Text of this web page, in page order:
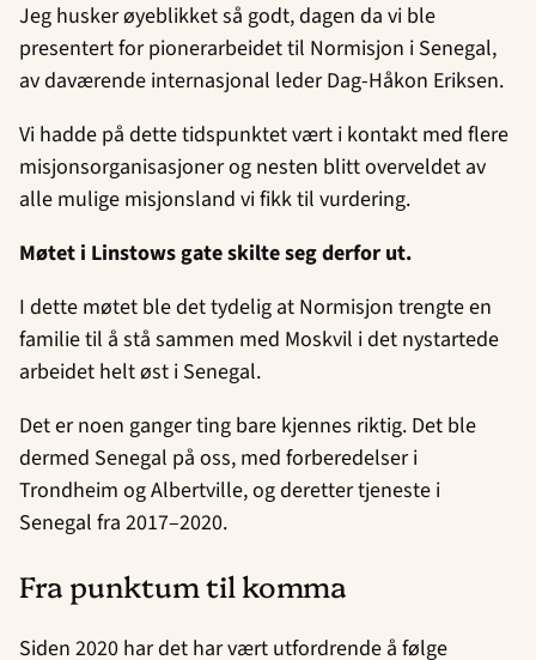
Jeg husker øyeblikket så godt, dagen da vi ble
presentert for pionerarbeidet til Normisjon i Senegal,
av daværende internasjonal leder Dag-Håkon Eriksen.
Vi hadde på dette tidspunktet vært i kontakt med flere
misjonsorganisasjoner og nesten blitt overveldet av
alle mulige misjonsland vi fikk til vurdering.
Møtet i Linstows gate skilte seg derfor ut.
I dette møtet ble det tydelig at Normisjon trengte en
familie til å stå sammen med Moskvil i det nystartede
arbeidet helt øst i Senegal.
Det er noen ganger ting bare kjennes riktig. Det ble
dermed Senegal på oss, med forberedelser i
Trondheim og Albertville, og deretter tjeneste i
Senegal fra 2017–2020.
Fra punktum til komma
Siden 2020 har det har vært utfordrende å følge